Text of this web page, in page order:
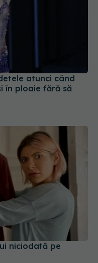
atunci când
în ploaie fără să
niciodată pe